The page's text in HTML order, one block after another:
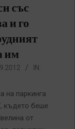
със
и го
им
IN:
на паркинга
където беше
от